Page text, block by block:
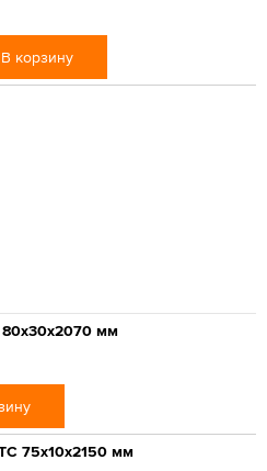
В корзину
мм
75х10х2150 мм